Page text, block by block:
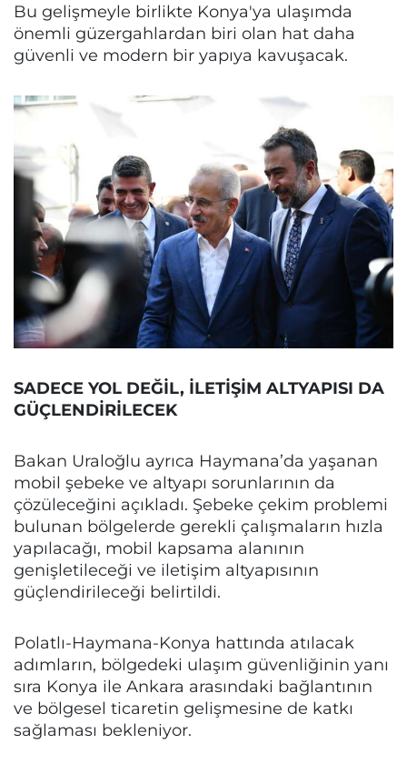
Bu gelişmeyle birlikte Konya'ya ulaşımda
önemli güzergahlardan biri olan hat daha
güvenli ve modern bir yapıya kavuşacak.
SADECE YOL DEĞİL, İLETİŞİM ALTYAPISI DA
GÜÇLENDİRİLECEK
Bakan Uraloğlu ayrıca Haymana’da yaşanan
mobil şebeke ve altyapı sorunlarının da
çözüleceğini açıkladı. Şebeke çekim problemi
bulunan bölgelerde gerekli çalışmaların hızla
yapılacağı, mobil kapsama alanının
genişletileceği ve iletişim altyapısının
güçlendirileceği belirtildi.
Polatlı-Haymana-Konya hattında atılacak
adımların, bölgedeki ulaşım güvenliğinin yanı
sıra Konya ile Ankara arasındaki bağlantının
ve bölgesel ticaretin gelişmesine de katkı
sağlaması bekleniyor.